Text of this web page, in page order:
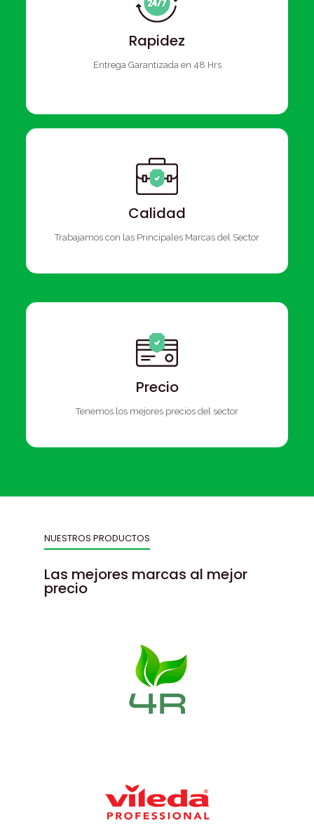
Rapidez
Entrega Garantizada en 48 Hrs
Calidad
Trabajamos con las Principales Marcas del Sector
Precio
Tenemos los mejores precios del sector
NUESTROS PRODUCTOS
Las mejores marcas al mejor
precio